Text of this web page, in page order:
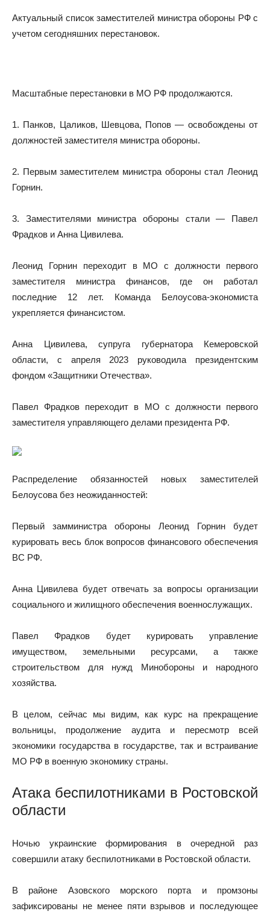
Актуальный список заместителей министра обороны РФ с
учетом сегодняшних перестановок.
Масштабные перестановки в МО РФ продолжаются.
1. Панков, Цаликов, Шевцова, Попов — освобождены от
должностей заместителя министра обороны.
2. Первым заместителем министра обороны стал Леонид
Горнин.
3. Заместителями министра обороны стали — Павел
Фрадков и Анна Цивилева.
Леонид Горнин переходит в МО с должности первого
заместителя министра финансов, где он работал
последние 12 лет. Команда Белоусова-экономиста
укрепляется финансистом.
Анна Цивилева, супруга губернатора Кемеровской
области, с апреля 2023 руководила президентским
фондом «Защитники Отечества».
Павел Фрадков переходит в МО с должности первого
заместителя управляющего делами президента РФ.
Распределение обязанностей новых заместителей
Белоусова без неожиданностей:
Первый замминистра обороны Леонид Горнин будет
курировать весь блок вопросов финансового обеспечения
ВС РФ.
Анна Цивилева будет отвечать за вопросы организации
социального и жилищного обеспечения военнослужащих.
Павел Фрадков будет курировать управление
имуществом, земельными ресурсами, а также
строительством для нужд Минобороны и народного
хозяйства.
В целом, сейчас мы видим, как курс на прекращение
вольницы, продолжение аудита и пересмотр всей
экономики государства в государстве, так и встраивание
МО РФ в военную экономику страны.
Атака беспилотниками в Ростовской
области
Ночью украинские формирования в очередной раз
совершили атаку беспилотниками в Ростовской области.
В районе Азовского морского порта и промзоны
зафиксированы не менее пяти взрывов и последующее